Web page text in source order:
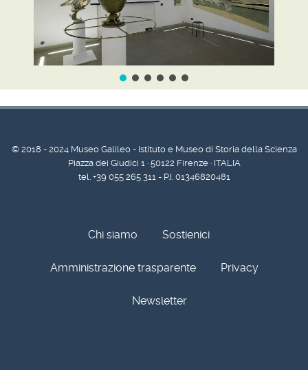
© 2018 - 2024 Museo Galileo - Istituto e Museo di Storia della Scienza
Piazza dei Giudici 1 · 50122 Firenze · ITALIA
tel. +39 055 265 311 - P.I. 01346820481
Chi siamo Sostienici
Amministrazione trasparente Privacy
Newsletter